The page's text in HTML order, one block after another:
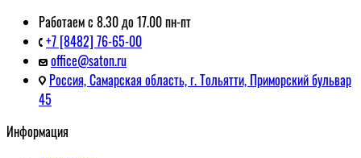
Работаем с 8.30 до 17.00 пн-пт
+7 [8482] 76-65-00
office@saton.ru
Россия, Самарская область, г. Тольятти, Приморский бульвар
45
Информация